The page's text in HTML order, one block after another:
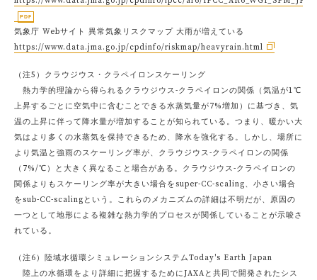
気象庁 Webサイト 異常気象リスクマップ 大雨が増えている
https://www.data.jma.go.jp/cpdinfo/riskmap/heavyrain.html
（注5）クラウジウス・クラペイロンスケーリング
熱力学的理論から得られるクラウジウス-クラペイロンの関係（気温が1℃
上昇するごとに空気中に含むことできる水蒸気量が7%増加）に基づき、気
温の上昇に伴って降水量が増加することが知られている。つまり、暖かい大
気はより多くの水蒸気を保持できるため、降水を強化する。しかし、場所に
より気温と強雨のスケーリング率が、クラウジウス-クラペイロンの関係
（7%/℃）と大きく異なること場合がある。クラウジウス-クラペイロンの
関係よりもスケーリング率が大きい場合をsuper-CC-scaling、小さい場合
をsub-CC-scalingという。これらのメカニズムの詳細は不明だが、原因の
一つとして地形による複雑な熱力学的プロセスが関係していることが示唆さ
れている。
（注6）陸域水循環シミュレーションシステムToday's Earth Japan
陸上の水循環をより詳細に把握するためにJAXAと共同で開発されたシス